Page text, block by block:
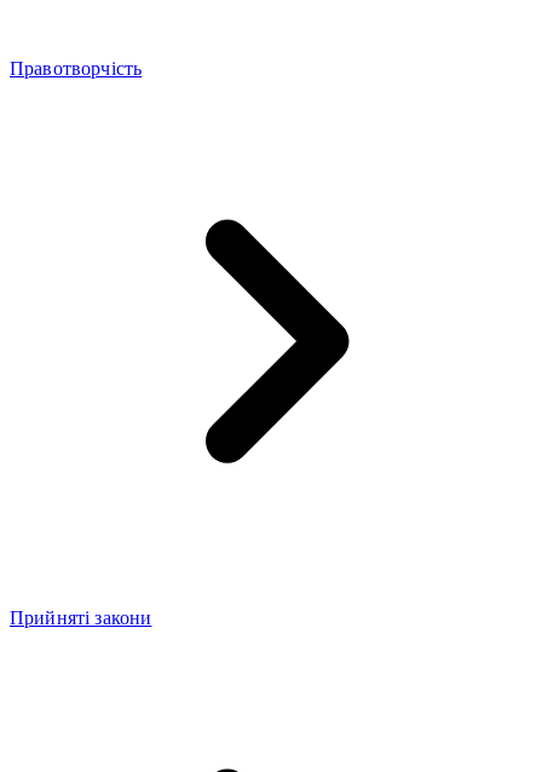
Правотворчість
Прийняті закони